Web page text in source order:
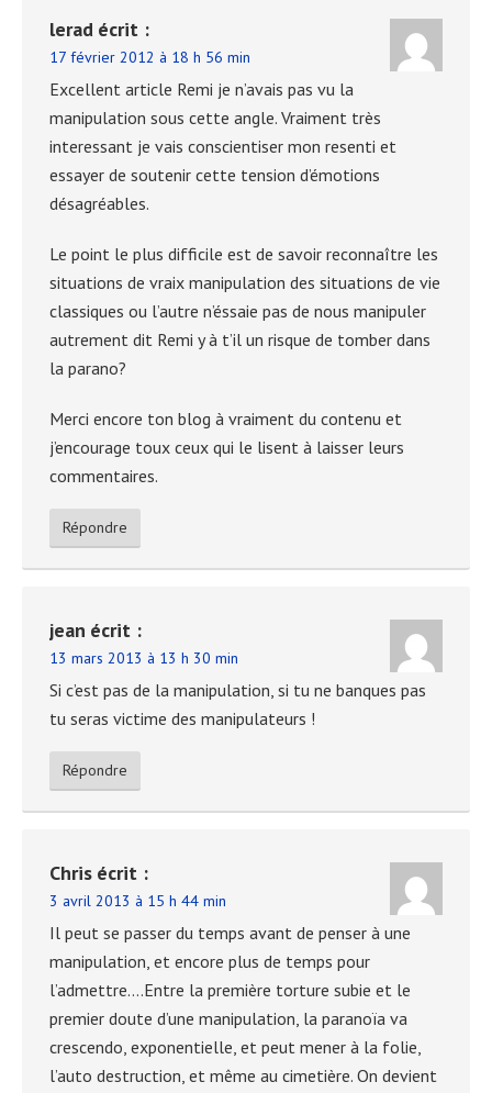
lerad écrit :
17 février 2012 à 18 h 56 min
Excellent article Remi je n’avais pas vu la
manipulation sous cette angle. Vraiment très
interessant je vais conscientiser mon resenti et
essayer de soutenir cette tension d’émotions
désagréables.
Le point le plus difficile est de savoir reconnaître les
situations de vraix manipulation des situations de vie
classiques ou l’autre n’éssaie pas de nous manipuler
autrement dit Remi y à t’il un risque de tomber dans
la parano?
Merci encore ton blog à vraiment du contenu et
j’encourage toux ceux qui le lisent à laisser leurs
commentaires.
Répondre
jean écrit :
13 mars 2013 à 13 h 30 min
Si c’est pas de la manipulation, si tu ne banques pas
tu seras victime des manipulateurs !
Répondre
Chris écrit :
3 avril 2013 à 15 h 44 min
Il peut se passer du temps avant de penser à une
manipulation, et encore plus de temps pour
l’admettre….Entre la première torture subie et le
premier doute d’une manipulation, la paranoïa va
crescendo, exponentielle, et peut mener à la folie,
l’auto destruction, et même au cimetière. On devient